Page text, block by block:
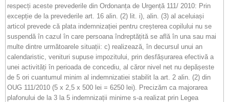
respecți aceste prevederile din Ordonanța de Urgență 111/ 2010: Prin
excepție de la prevederile art. 16 alin. (2) lit. i), alin. (3) al aceluiași
articol prevede că plata indemnizației pentru creșterea copilului nu se
suspendă în cazul în care persoana îndreptățită se află în una sau mai
multe dintre următoarele situații: c) realizează, în decursul unui an
calendaristic, venituri supuse impozitului, prin desfășurarea efectivă a
unei activități în perioada de concediu, al căror nivel net nu depășeste
de 5 ori cuantumul minim al indemnizatiei stabilit la art. 2 alin. (2) din
OUG 111/2010 (5 x 2,5 x 500 lei = 6250 lei). Precizăm ca majorarea
plafonului de la 3 la 5 indemnizații minime s-a realizat prin Legea